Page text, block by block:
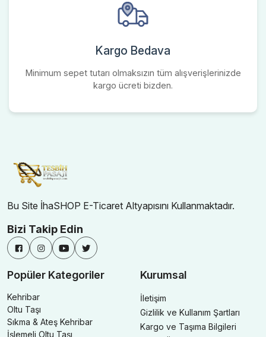
Kargo Bedava
Minimum sepet tutarı olmaksızın tüm alışverişlerinizde
kargo ücreti bizden.
Bu Site İhaSHOP E-Ticaret Altyapısını Kullanmaktadır.
Bizi Takip Edin
Popüler Kategoriler
Kehribar
Oltu Taşı
Sıkma & Ateş Kehribar
İşlemeli Oltu Taşı
Kurumsal
İletişim
Gizlilik ve Kullanım Şartları
Kargo ve Taşıma Bilgileri